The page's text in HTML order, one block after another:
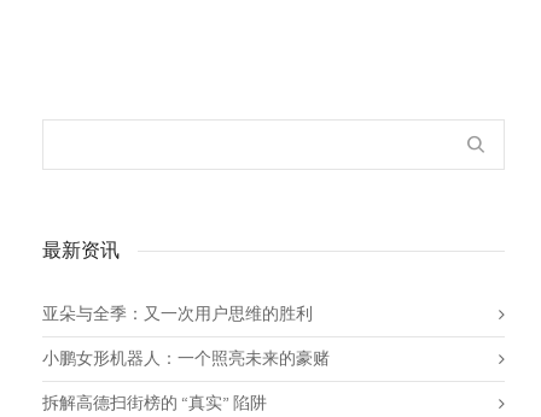
最新资讯
亚朵与全季：又一次用户思维的胜利
小鹏女形机器人：一个照亮未来的豪赌
拆解高德扫街榜的 “真实” 陷阱